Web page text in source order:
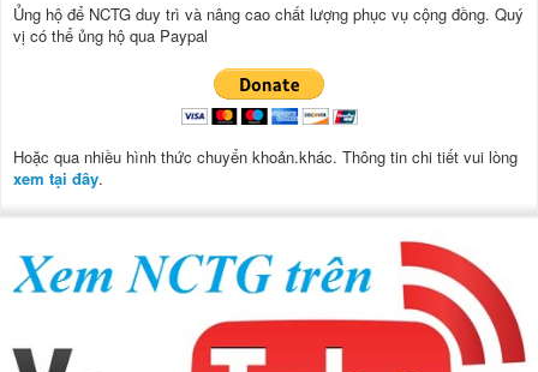
Ủng hộ để NCTG duy trì và nâng cao chất lượng phục vụ cộng đồng. Quý
vị có thể ủng hộ qua Paypal
Hoặc qua nhiều hình thức chuyển khoản.khác. Thông tin chi tiết vui lòng
xem tại đây.